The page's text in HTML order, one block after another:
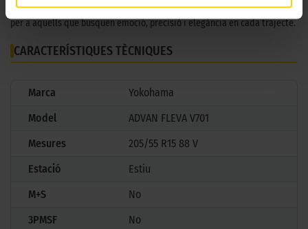
afinat en cada detall, el Yokohama Advan Fleva V701 és la tria perfecta
per a aquells que busquen emoció, precisió i elegància en cada trajecte.
CARACTERÍSTIQUES TÈCNIQUES
Marca
Yokohama
Model
ADVAN FLEVA V701
Mesures
205/55 R15 88 V
Estació
Estiu
M+S
No
3PMSF
No